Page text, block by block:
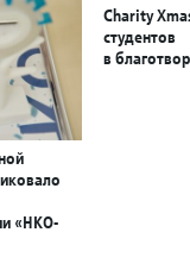
«НКО-
Charity
студентов
в